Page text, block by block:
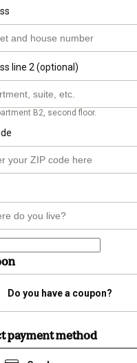
line 2 (optional)
B2, second floor.
Do you have a coupon?
payment method